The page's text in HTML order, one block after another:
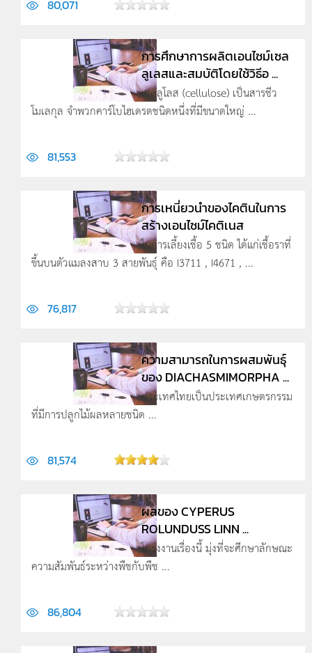
80,071
การศึกษาการผลิตเอนไซม์เซล
ลูเลสและสมบัติโดยใช้วิธีอ ...
เซลลูโลส (cellulose) เป็นสารชีว
โมเลกุล จำพวกคาร์โบไฮเดรตชนิดหนึ่งที่มีขนาดใหญ่ ...
81,553
การเหนี่ยวนำของไคตินในการ
สร้างเอนไซม์ไคติเนส
ในการเลี้ยงเชื้อ 5 ชนิด ได้แก่เชื้อราที่
ขึ้นบนตัวแมลงสาบ 3 สายพันธุ์ คือ I3711 , I4671 , ...
76,817
ความสามารถในการผสมพันธุ์
ของ DIACHASMIMORPHA ...
ประเทศไทยเป็นประเทศเกษตรกรรม
ที่มีการปลูกไม้ผลหลายชนิด ...
81,574
ผลของ CYPERUS
ROLUNDUSS LINN ...
โครงงานเรื่องนี้ มุ่งที่จะศึกษาลักษณะ
ความสัมพันธ์ระหว่างพืชกับพืช ...
86,804